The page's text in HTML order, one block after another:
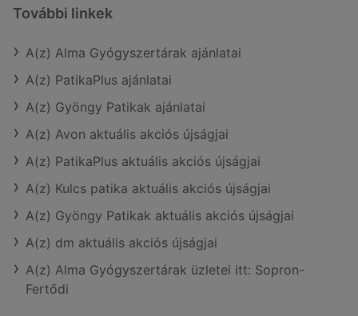
További linkek
A(z) Alma Gyógyszertárak ajánlatai
A(z) PatikaPlus ajánlatai
A(z) Gyöngy Patikak ajánlatai
A(z) Avon aktuális akciós újságjai
A(z) PatikaPlus aktuális akciós újságjai
A(z) Kulcs patika aktuális akciós újságjai
A(z) Gyöngy Patikak aktuális akciós újságjai
A(z) dm aktuális akciós újságjai
A(z) Alma Gyógyszertárak üzletei itt: Sopron-
Fertődi